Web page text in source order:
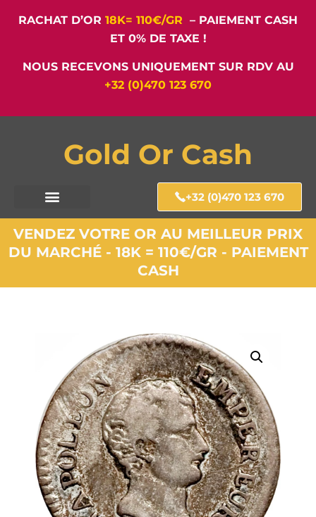
RACHAT D’OR 18K= 110€/GR – PAIEMENT CASH
ET 0% DE TAXE !
NOUS RECEVONS UNIQUEMENT SUR RDV AU
+32 (0)470 123 670
Gold Or Cash
+32 (0)470 123 670
VENDEZ VOTRE OR AU MEILLEUR PRIX
DU MARCHÉ - 18K = 110€/GR - PAIEMENT
CASH